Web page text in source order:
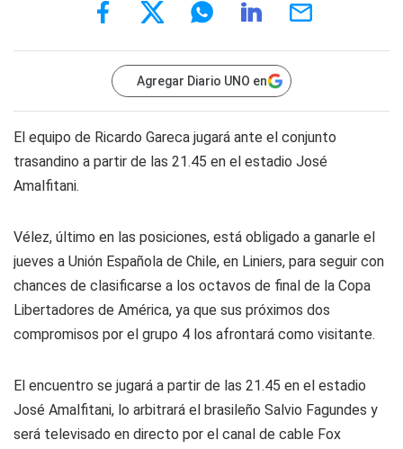
Agregar Diario UNO en
El equipo de Ricardo Gareca jugará ante el conjunto
trasandino a partir de las 21.45 en el estadio José
Amalfitani.
Vélez, último en las posiciones, está obligado a ganarle el
jueves a Unión Española de Chile, en Liniers, para seguir con
chances de clasificarse a los octavos de final de la Copa
Libertadores de América, ya que sus próximos dos
compromisos por el grupo 4 los afrontará como visitante.
El encuentro se jugará a partir de las 21.45 en el estadio
José Amalfitani, lo arbitrará el brasileño Salvio Fagundes y
será televisado en directo por el canal de cable Fox